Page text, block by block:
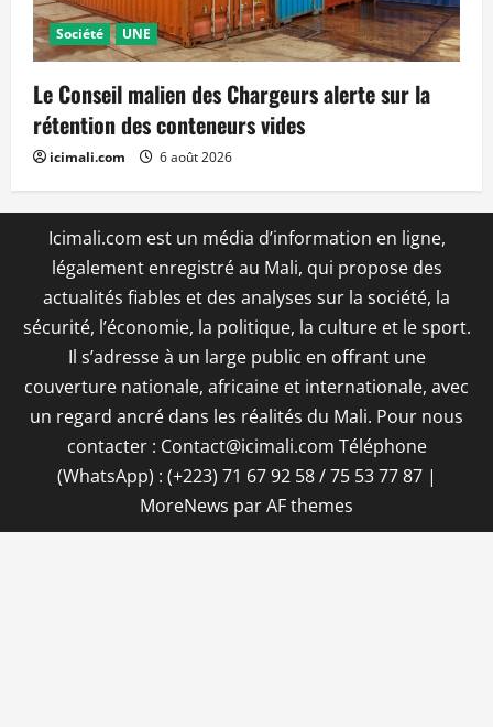
Société UNE
Le Conseil malien des Chargeurs alerte sur la
rétention des conteneurs vides
icimali.com 6 août 2026
Icimali.com est un média d’information en ligne,
légalement enregistré au Mali, qui propose des
actualités fiables et des analyses sur la société, la
sécurité, l’économie, la politique, la culture et le sport.
Il s’adresse à un large public en offrant une
couverture nationale, africaine et internationale, avec
un regard ancré dans les réalités du Mali. Pour nous
contacter : Contact@icimali.com Téléphone
(WhatsApp) : (+223) 71 67 92 58 / 75 53 77 87 |
MoreNews par AF themes